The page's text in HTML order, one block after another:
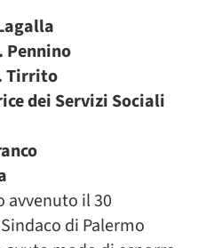
Pennino
Tirrito
dei Servizi Sociali
avvenuto il 30
di Palermo